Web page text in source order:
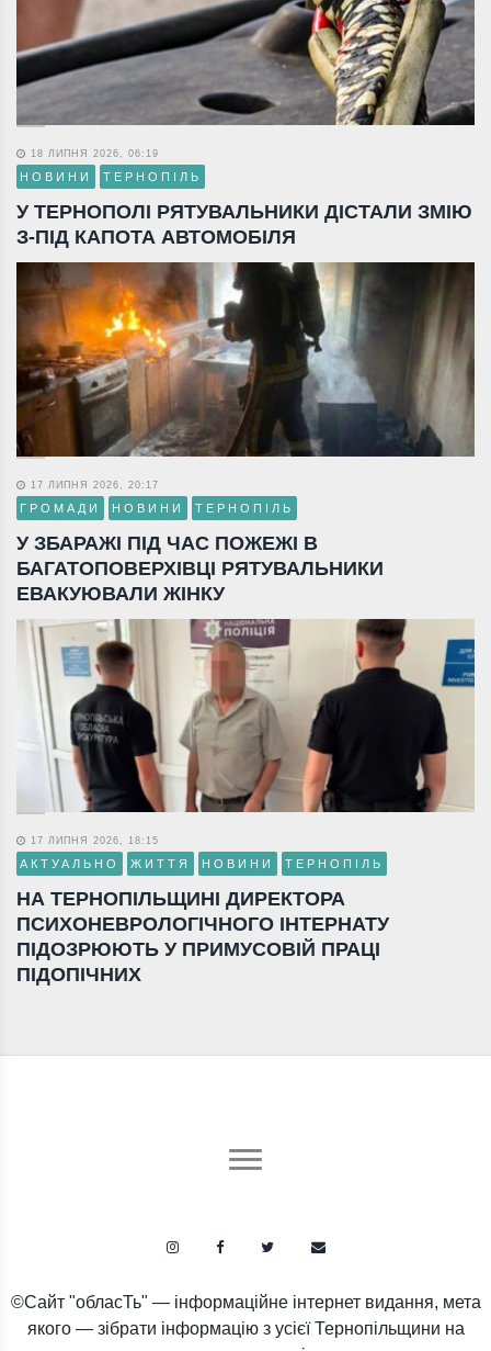
18 ЛИПНЯ 2026, 06:19
НОВИНИ ТЕРНОПІЛЬ
У ТЕРНОПОЛІ РЯТУВАЛЬНИКИ ДІСТАЛИ ЗМІЮ
З-ПІД КАПОТА АВТОМОБІЛЯ
17 ЛИПНЯ 2026, 20:17
ГРОМАДИ НОВИНИ ТЕРНОПІЛЬ
У ЗБАРАЖІ ПІД ЧАС ПОЖЕЖІ В
БАГАТОПОВЕРХІВЦІ РЯТУВАЛЬНИКИ
ЕВАКУЮВАЛИ ЖІНКУ
17 ЛИПНЯ 2026, 18:15
АКТУАЛЬНО ЖИТТЯ НОВИНИ ТЕРНОПІЛЬ
НА ТЕРНОПІЛЬЩИНІ ДИРЕКТОРА
ПСИХОНЕВРОЛОГІЧНОГО ІНТЕРНАТУ
ПІДОЗРЮЮТЬ У ПРИМУСОВІЙ ПРАЦІ
ПІДОПІЧНИХ
©Сайт "обласТь" — інформаційне інтернет видання, мета
якого — зібрати інформацію з усієї Тернопільщини на